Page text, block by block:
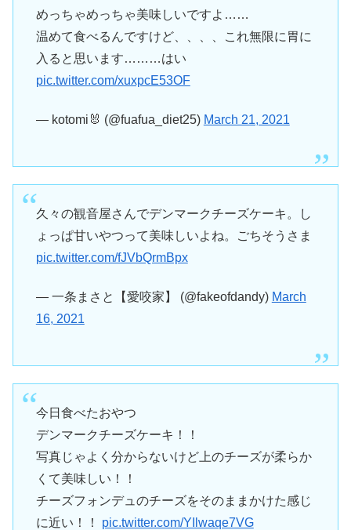
めっちゃめっちゃ美味しいですよ……
温めて食べるんですけど、、、、これ無限に胃に
入ると思います………はい
pic.twitter.com/xuxpcE53OF
— kotomi🐰 (@fuafua_diet25) March 21, 2021
久々の観音屋さんでデンマークチーズケーキ。し
ょっぱ甘いやつって美味しいよね。ごちそうさま
pic.twitter.com/fJVbQrmBpx
— 一条まさと【愛咬家】 (@fakeofdandy) March
16, 2021
今日食べたおやつ
デンマークチーズケーキ！！
写真じゃよく分からないけど上のチーズが柔らか
くて美味しい！！
チーズフォンデュのチーズをそのままかけた感じ
に近い！！ pic.twitter.com/YIlwaqe7VG